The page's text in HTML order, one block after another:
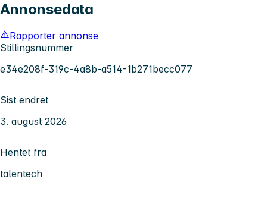
Annonsedata
Rapporter annonse
Stillingsnummer
e34e208f-319c-4a8b-a514-1b271becc077
Sist endret
3. august 2026
Hentet fra
talentech